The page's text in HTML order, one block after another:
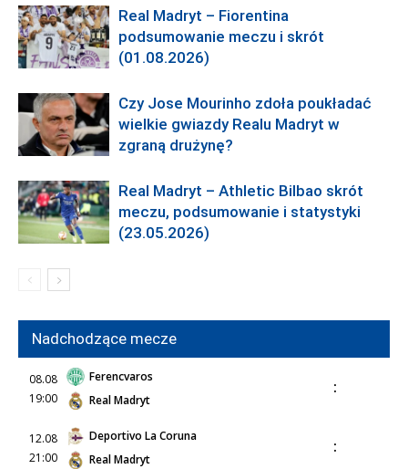
Real Madryt – Fiorentina
podsumowanie meczu i skrót
(01.08.2026)
Czy Jose Mourinho zdoła poukładać
wielkie gwiazdy Realu Madryt w
zgraną drużynę?
Real Madryt – Athletic Bilbao skrót
meczu, podsumowanie i statystyki
(23.05.2026)
Nadchodzące mecze
08.08
19:00
Ferencvaros
Real Madryt
:
12.08
21:00
Deportivo La Coruna
Real Madryt
: